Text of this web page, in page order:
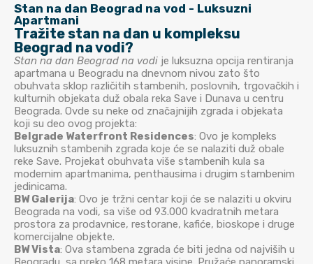
Stan na dan Beograd na vod - Luksuzni
Apartmani
Tražite stan na dan u kompleksu
Beograd na vodi?
Stan na dan Beograd na vodi je luksuzna opcija rentiranja
apartmana u Beogradu na dnevnom nivou zato što
obuhvata sklop različitih stambenih, poslovnih, trgovačkih i
kulturnih objekata duž obala reka Save i Dunava u centru
Beograda. Ovde su neke od značajnijih zgrada i objekata
koji su deo ovog projekta:
Belgrade Waterfront Residences: Ovo je kompleks
luksuznih stambenih zgrada koje će se nalaziti duž obale
reke Save. Projekat obuhvata više stambenih kula sa
modernim apartmanima, penthausima i drugim stambenim
jedinicama.
BW Galerija: Ovo je tržni centar koji će se nalaziti u okviru
Beograda na vodi, sa više od 93.000 kvadratnih metara
prostora za prodavnice, restorane, kafiće, bioskope i druge
komercijalne objekte.
BW Vista: Ova stambena zgrada će biti jedna od najviših u